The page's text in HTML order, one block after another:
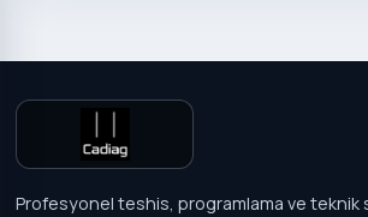
Profesyonel teshis, programlama ve teknik